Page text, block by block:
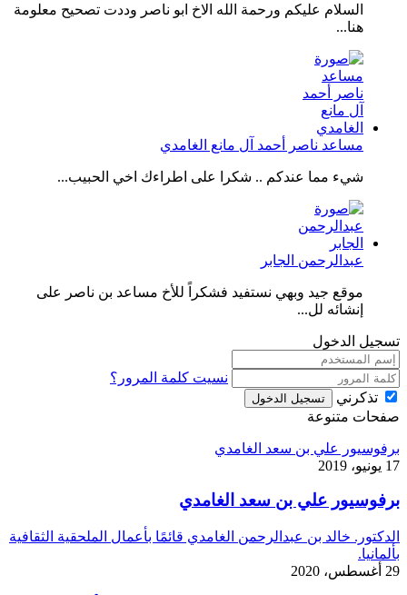
السلام عليكم ورحمة الله الاخ ابو ناصر وددت تصحيح معلومة
هنا...
مساعد ناصر أحمد آل مانع الغامدي
شيء مما عندكم .. شكرا على اطراءك اخي الحبيب...
عبدالرحمن الجابر
موقع جيد وبهي نستفيد فشكراً للأخ مساعد بن ناصر على
إنشائه لل...
تسجيل الدخول
نسيت كلمة المرور؟
تذكرني
تسجيل الدخول
صفحات متنوعة
برفوسيور علي بن سعد الغامدي
17 يونيو، 2019
برفوسيور علي بن سعد الغامدي
الدكتور. خالد بن عبدالرحمن الغامدي قائمًا بأعمال الملحقية الثقافية
بألمانيا.
29 أغسطس، 2020